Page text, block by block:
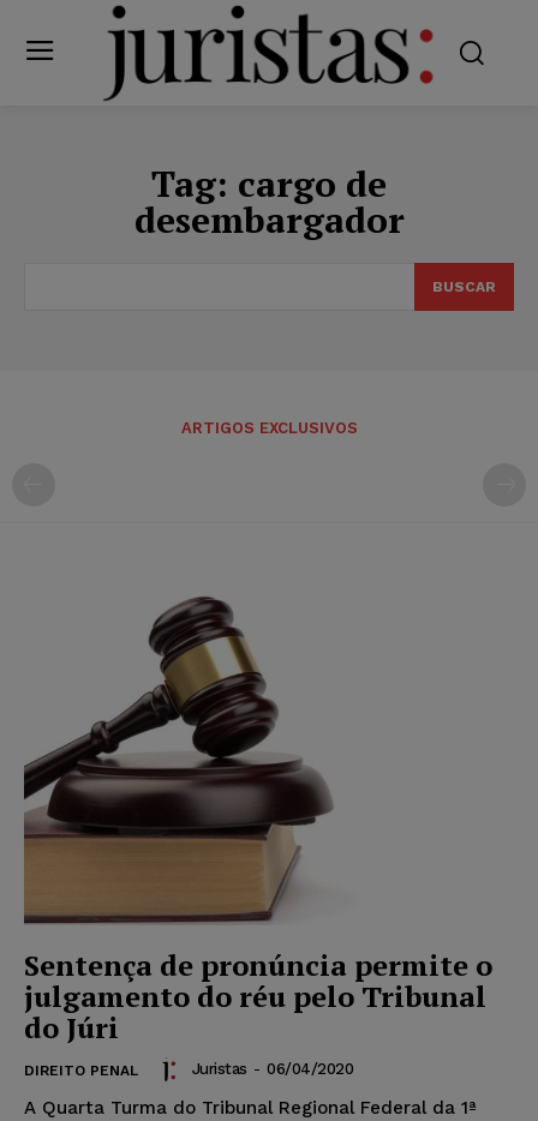
Tag: cargo de
desembargador
BUSCAR
ARTIGOS EXCLUSIVOS
Sentença de pronúncia permite o
julgamento do réu pelo Tribunal
do Júri
DIREITO PENAL Juristas - 06/04/2020
A Quarta Turma do Tribunal Regional Federal da 1ª